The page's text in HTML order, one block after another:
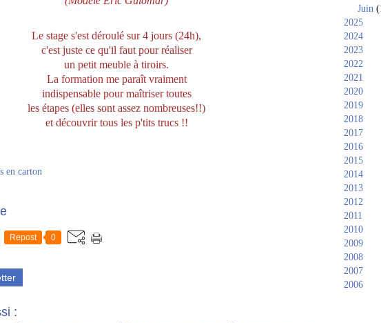
Le stage s'est déroulé sur 4 jours (24h),
c'est juste ce qu'il faut pour réaliser
un petit meuble à tiroirs.
La formation me paraît vraiment
indispensable pour maîtriser toutes
les étapes (elles sont assez nombreuses!!)
et découvrir tous les p'tits trucs !!
en carton
Repost 0
:
Juin
2025
2024
2023
2022
2021
2020
2019
2018
2017
2016
2015
2014
2013
2012
2011
2010
2009
2008
2007
2006